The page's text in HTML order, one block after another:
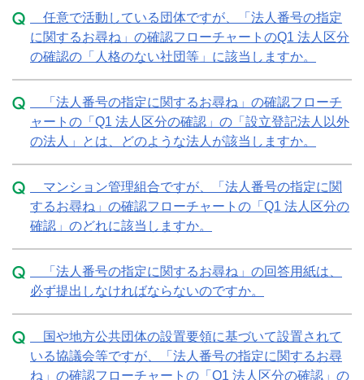
任意で活動している団体ですが、「法人番号の指定
に関するお尋ね」の確認フローチャートのQ1 法人区分
の確認の「人格のない社団等」に該当しますか。
「法人番号の指定に関するお尋ね」の確認フローチ
ャートの「Q1 法人区分の確認」の「設立登記法人以外
の法人」とは、どのような法人が該当しますか。
マンション管理組合ですが、「法人番号の指定に関
するお尋ね」の確認フローチャートの「Q1 法人区分の
確認」のどれに該当しますか。
「法人番号の指定に関するお尋ね」の回答用紙は、
必ず提出しなければならないのですか。
国や地方公共団体の設置要領に基づいて設置されて
いる協議会等ですが、「法人番号の指定に関するお尋
ね」の確認フローチャートの「Q1 法人区分の確認」の